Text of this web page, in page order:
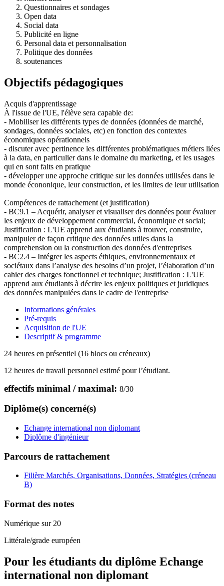
Questionnaires et sondages
Open data
Social data
Publicité en ligne
Personal data et personnalisation
Politique des données
soutenances
Objectifs pédagogiques
Acquis d'apprentissage
À l'issue de l'UE, l'élève sera capable de:
- Mobiliser les différents types de données (données de marché,
sondages, données sociales, etc) en fonction des contextes
économiques opérationnels
- discuter avec pertinence les différentes problématiques métiers liées
à la data, en particulier dans le domaine du marketing, et les usages
qui en sont faits en pratique
- développer une approche critique sur les données utilisées dans le
monde écononique, leur construction, et les limites de leur utilisation
Compétences de rattachement (et justification)
- BC9.1 – Acquérir, analyser et visualiser des données pour évaluer
les enjeux de développement commercial, économique et social;
Justification : L'UE apprend aux étudiants à trouver, construire,
manipuler de façon critique des données utiles dans la
comprehension ou la construction des données d'entreprises
- BC2.4 – Intégrer les aspects éthiques, environnementaux et
sociétaux dans l’analyse des besoins d’un projet, l’élaboration d’un
cahier des charges fonctionnel et technique; Justification : L'UE
apprend aux étudiants à décrire les enjeux politiques et juridiques
des données manipulées dans le cadre de l'entreprise
Informations générales
Pré-requis
Acquisition de l'UE
Descriptif & programme
24 heures en présentiel (16 blocs ou créneaux)
12 heures de travail personnel estimé pour l’étudiant.
effectifs minimal / maximal: 8/30
Diplôme(s) concerné(s)
Echange international non diplomant
Diplôme d'ingénieur
Parcours de rattachement
Filière Marchés, Organisations, Données, Stratégies (créneau
B)
Format des notes
Numérique sur 20
Littérale/grade européen
Pour les étudiants du diplôme Echange
international non diplomant